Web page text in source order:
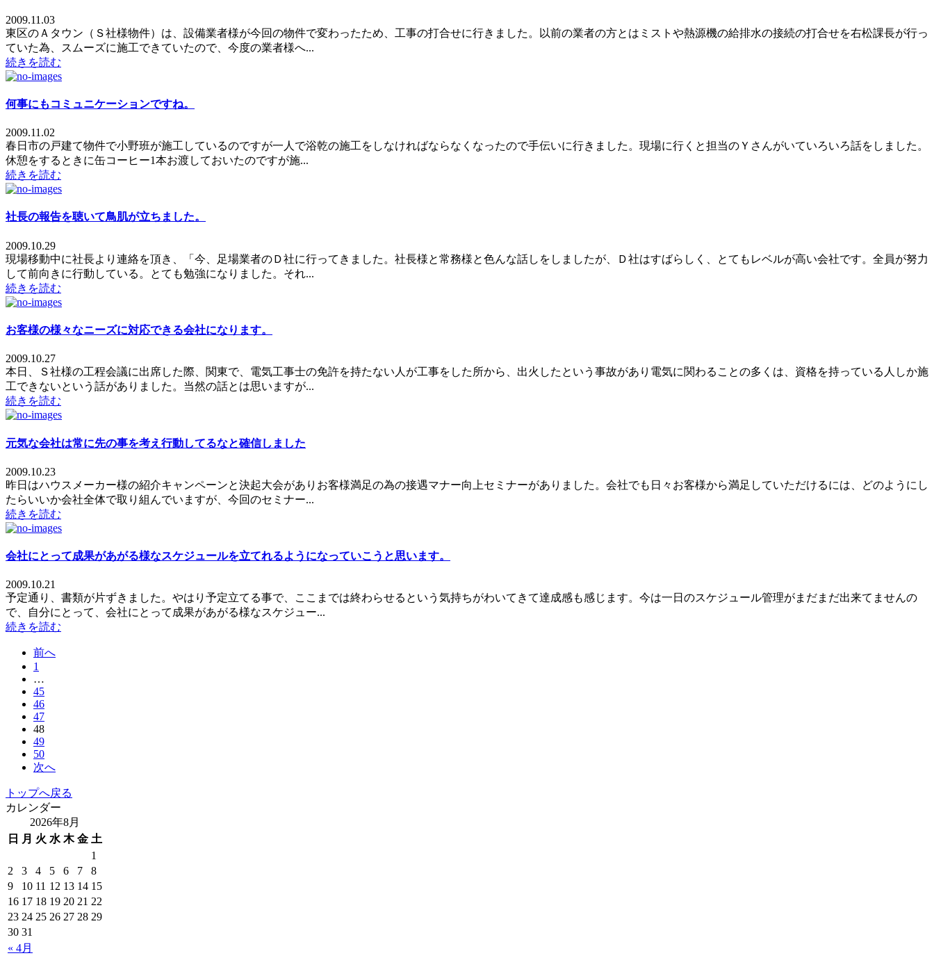
2009.11.03
東区のＡタウン（Ｓ社様物件）は、設備業者様が今回の物件で変わったため、工事の打合せに行きました。以前の業者の方とはミストや熱源機の給排水の接続の打合せを右松課長が行っ
ていた為、スムーズに施工できていたので、今度の業者様へ...
続きを読む
何事にもコミュニケーションですね。
2009.11.02
春日市の戸建て物件で小野班が施工しているのですが一人で浴乾の施工をしなければならなくなったので手伝いに行きました。現場に行くと担当のＹさんがいていろいろ話をしました。
休憩をするときに缶コーヒー1本お渡しておいたのですが施...
続きを読む
社長の報告を聴いて鳥肌が立ちました。
2009.10.29
現場移動中に社長より連絡を頂き、「今、足場業者のＤ社に行ってきました。社長様と常務様と色んな話しをしましたが、Ｄ社はすばらしく、とてもレベルが高い会社です。全員が努力
して前向きに行動している。とても勉強になりました。それ...
続きを読む
お客様の様々なニーズに対応できる会社になります。
2009.10.27
本日、Ｓ社様の工程会議に出席した際、関東で、電気工事士の免許を持たない人が工事をした所から、出火したという事故があり電気に関わることの多くは、資格を持っている人しか施
工できないという話がありました。当然の話とは思いますが...
続きを読む
元気な会社は常に先の事を考え行動してるなと確信しました
2009.10.23
昨日はハウスメーカー様の紹介キャンペーンと決起大会がありお客様満足の為の接遇マナー向上セミナーがありました。会社でも日々お客様から満足していただけるには、どのようにし
たらいいか会社全体で取り組んでいますが、今回のセミナー...
続きを読む
会社にとって成果があがる様なスケジュールを立てれるようになっていこうと思います。
2009.10.21
予定通り、書類が片ずきました。やはり予定立てる事で、ここまでは終わらせるという気持ちがわいてきて達成感も感じます。今は一日のスケジュール管理がまだまだ出来てませんの
で、自分にとって、会社にとって成果があがる様なスケジュー...
続きを読む
前へ
1
…
45
46
47
48
49
50
次へ
トップへ戻る
カレンダー
2026年8月
日
月 火 水 木 金 土
« 4月
1
2
3 4 5 6 7
8
9
10 11 12 13 14 15
16 17 18 19 20 21 22
23 24 25 26 27 28 29
30 31